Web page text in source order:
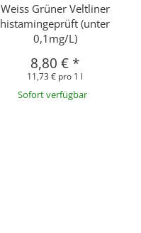
Weiss Grüner Veltliner
histamingeprüft (unter
0,1mg/L)
8,80 € *
11,73 € pro 1 l
Sofort verfügbar